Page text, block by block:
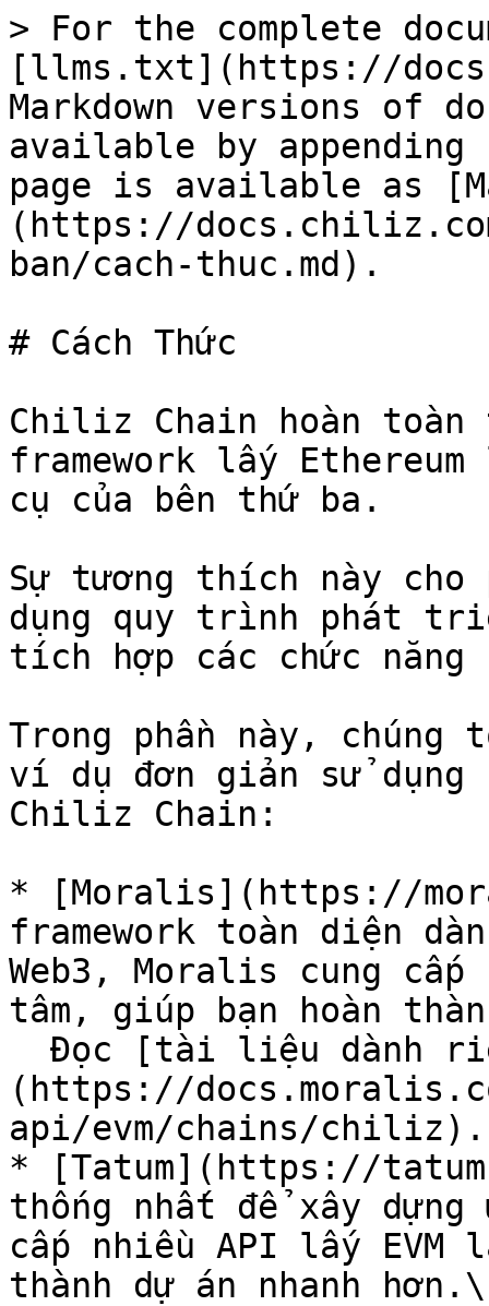
> For the complete
[llms.txt](https://
Markdown versions of
available by
page is available as
(https://
ban/cach-thuc.md).
# Cách Thức
Chiliz Chain hoàn
framework lấy
cụ của bên thứ ba.
Sự tương thích này
dụng quy trình phát
tích hợp các chức năng
Trong phần này, chúng
ví dụ đơn giản sử dụng
Chiliz Chain:
* [Moralis](https://
framework toàn diện
Web3, Moralis cung
tâm, giúp bạn hoàn
(https://
api/evm/chains/chiliz).
* [Tatum](https://
thống nhất để xây dựng
cấp nhiều API lấy EVM
thành dự án nhanh hơn.\